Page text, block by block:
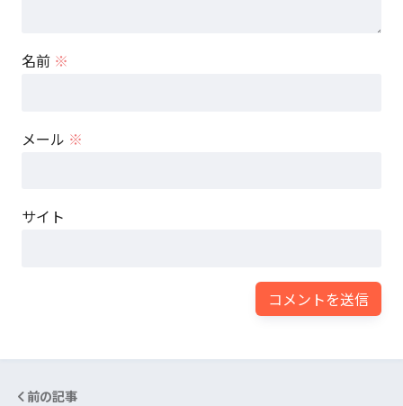
名前 ※
メール ※
サイト
前の記事